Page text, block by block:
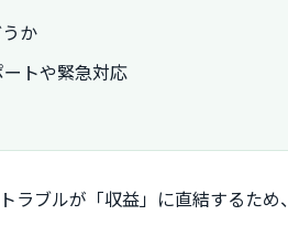
か
トや緊急対応
ラブルが「収益」に直結するため、